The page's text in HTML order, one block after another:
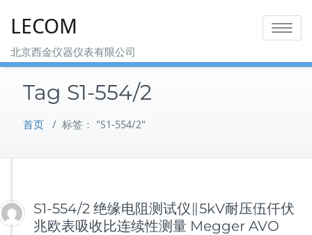
LECOM
北京西金仪器仪表有限公司
Toggle
Tag S1-554/2
首页 / 标签： "S1-554/2"
S1-554/2 绝缘电阻测试仪∥5kV耐压伍仟伏
兆欧表吸收比连续性测量 Megger AVO